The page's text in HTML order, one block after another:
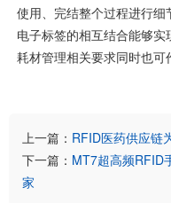
使用、完结整个过程进行细
电子标签的相互结合能够
耗材管理相关要求同时也可
上一篇： RFID医药供应链
下一篇： MT7超高频RFID
家